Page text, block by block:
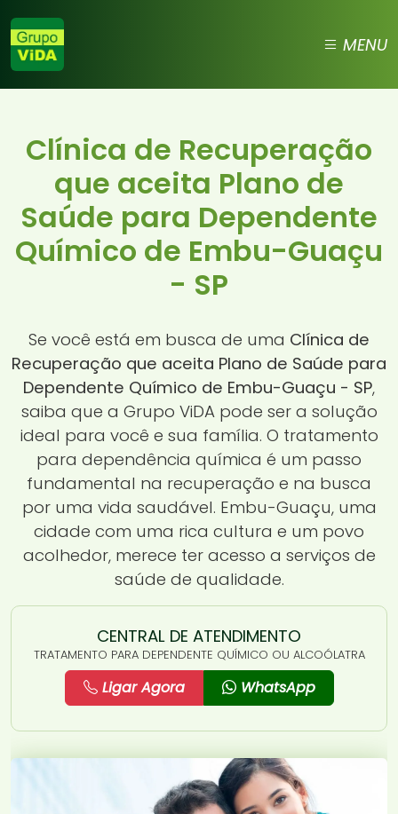
MENU
Clínica de Recuperação
que aceita Plano de
Saúde para Dependente
Químico de Embu-Guaçu
- SP
Se você está em busca de uma Clínica de
Recuperação que aceita Plano de Saúde para
Dependente Químico de Embu-Guaçu - SP,
saiba que a Grupo ViDA pode ser a solução
ideal para você e sua família. O tratamento
para dependência química é um passo
fundamental na recuperação e na busca
por uma vida saudável. Embu-Guaçu, uma
cidade com uma rica cultura e um povo
acolhedor, merece ter acesso a serviços de
saúde de qualidade.
CENTRAL DE ATENDIMENTO
TRATAMENTO PARA DEPENDENTE QUÍMICO OU ALCOÓLATRA
Ligar Agora WhatsApp